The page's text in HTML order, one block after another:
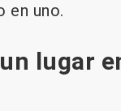
en uno.
lugar